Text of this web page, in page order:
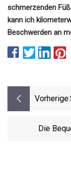
schmerzenden
kann ich
Beschwerden an
Vorherige:
Die